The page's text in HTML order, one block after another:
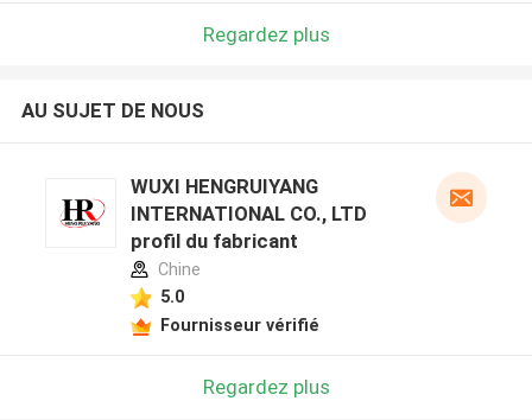
Regardez plus
AU SUJET DE NOUS
WUXI HENGRUIYANG
INTERNATIONAL CO., LTD
profil du fabricant
Chine
5.0
Fournisseur vérifié
Regardez plus